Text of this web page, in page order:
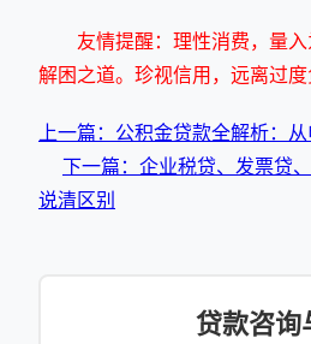
友情提醒：理性消费，量
解困之道。珍视信用，远离过度
上一篇：公积金贷款全解析：
下一篇：企业税贷、发票贷
说清区别
贷款咨询